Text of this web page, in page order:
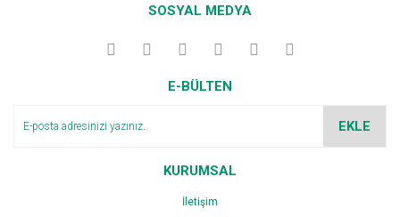
SOSYAL MEDYA
E-BÜLTEN
EKLE
KURUMSAL
İletişim